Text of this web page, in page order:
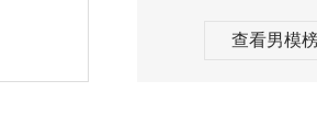
查看男模